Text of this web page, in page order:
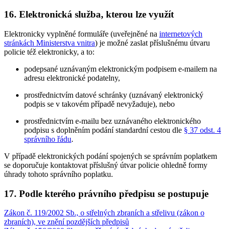
16. Elektronická služba, kterou lze využít
Elektronicky vyplněné formuláře (uveřejněné na internetových
stránkách Ministerstva vnitra) je možné zaslat příslušnému útvaru
policie též elektronicky, a to:
podepsané uznávaným elektronickým podpisem e-mailem na
adresu elektronické podatelny,
prostřednictvím datové schránky (uznávaný elektronický
podpis se v takovém případě nevyžaduje), nebo
prostřednictvím e-mailu bez uznávaného elektronického
podpisu s doplněním podání standardní cestou dle § 37 odst. 4
správního řádu.
V případě elektronických podání spojených se správním poplatkem
se doporučuje kontaktovat příslušný útvar policie ohledně formy
úhrady tohoto správního poplatku.
17. Podle kterého právního předpisu se postupuje
Zákon č. 119/2002 Sb., o střelných zbraních a střelivu (zákon o
zbraních), ve znění pozdějších předpisů